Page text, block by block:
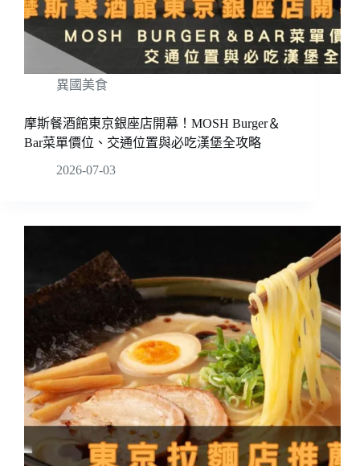
異國美食
摩斯餐酒館東京銀座店開幕！MOSH Burger＆
Bar菜單價位、交通位置與必吃漢堡全攻略
2026-07-03